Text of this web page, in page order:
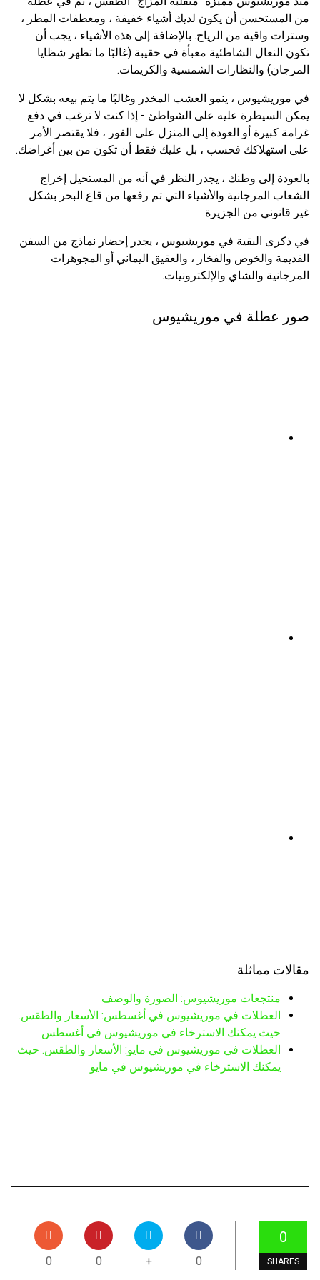
من المستحسن أن يكون لديك أشياء خفيفة ، ومعطفات المطر ،
وسترات واقية من الرياح. بالإضافة إلى هذه الأشياء ، يجب أن
تكون النعال الشاطئية معبأة في حقيبة (غالبًا ما تظهر شظايا
المرجان) والنظارات الشمسية والكريمات.
في موريشيوس ، ينمو العشب المخدر وغالبًا ما يتم بيعه بشكل لا
يمكن السيطرة عليه على الشواطئ - إذا كنت لا ترغب في دفع
غرامة كبيرة أو العودة إلى المنزل على الفور ، فلا يقتصر الأمر
على استهلاكك فحسب ، بل عليك فقط أن تكون من بين أغراضك.
بالعودة إلى وطنك ، يجدر النظر في أنه من المستحيل إخراج
الشعاب المرجانية والأشياء التي تم رفعها من قاع البحر بشكل
غير قانوني من الجزيرة.
في ذكرى البقية في موريشيوس ، يجدر إحضار نماذج من السفن
القديمة والخوص والفخار ، والعقيق اليماني أو المجوهرات
المرجانية والشاي والإلكترونيات.
صور عطلة في موريشيوس
مقالات مماثلة
منتجعات موريشيوس: الصورة والوصف
العطلات في موريشيوس في أغسطس: الأسعار والطقس.
حيث يمكنك الاسترخاء في موريشيوس في أغسطس
العطلات في موريشيوس في مايو: الأسعار والطقس. حيث
يمكنك الاسترخاء في موريشيوس في مايو
0
SHARES
0
+
0
0